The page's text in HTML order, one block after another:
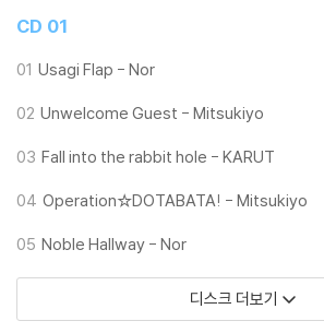
인쇄 오류로, 실제 유효 기간은 2026년 12월 31
인쇄된 날짜와 무관하게 2026년 12월 31일(목)까
참고 부탁드립니다.
[KIT ver.]
1. OUT BOX : 141x108x62mm / 1ea
2. AIR-KIT : 58x58mm / 1ea
3. TRACK LIST & CREDIT CARD :
4. PHOTOCARD(B VER.) : 55x85mm / 3ea
6. SEAL STICKER SET : 65x75mm / 1set /
7. STICKY NOTEPAD : 75x55mm / 1ea /
CD 01
01 Usagi Flap - Nor
02 Unwelcome Guest - Mitsukiyo
03 Fall into the rabbit hole - KARUT
04 Operation☆DOTABATA! - Mitsukiyo
05 Noble Hallway - Nor
디스크 더보기